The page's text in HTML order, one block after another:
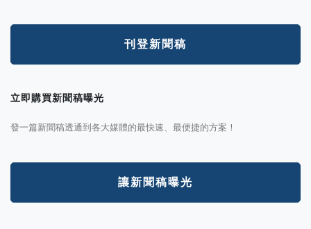
刊登新聞稿
立即購買新聞稿曝光
發一篇新聞稿透通到各大媒體的最快速、最便捷的方案！
讓新聞稿曝光